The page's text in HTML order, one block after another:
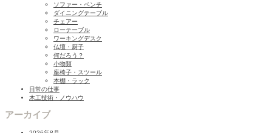
ソファー・ベンチ
ダイニングテーブル
チェアー
ローテーブル
ワーキングデスク
仏壇・厨子
何だろう？
小物類
座椅子・スツール
本棚・ラック
日常の仕事
木工技術・ノウハウ
アーカイブ